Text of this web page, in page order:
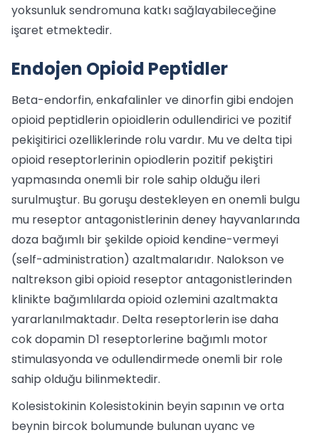
yoksunluk sendromuna katkı sağlayabileceğine
işaret etmektedir.
Endojen Opioid Peptidler
Beta-endorfin, enkafalinler ve dinorfin gibi endojen
opioid peptidlerin opioidlerin odullendirici ve pozitif
pekişitirici ozelliklerinde rolu vardır. Mu ve delta tipi
opioid reseptorlerinin opiodlerin pozitif pekiştiri
yapmasında onemli bir role sahip olduğu ileri
surulmuştur. Bu goruşu destekleyen en onemli bulgu
mu reseptor antagonistlerinin deney hayvanlarında
doza bağımlı bir şekilde opioid kendine-vermeyi
(self-administration) azaltmalarıdır. Nalokson ve
naltrekson gibi opioid reseptor antagonistlerinden
klinikte bağımlılarda opioid ozlemini azaltmakta
yararlanılmaktadır. Delta reseptorlerin ise daha
cok dopamin D1 reseptorlerine bağımlı motor
stimulasyonda ve odullendirmede onemli bir role
sahip olduğu bilinmektedir.
Kolesistokinin Kolesistokinin beyin sapının ve orta
beynin bircok bolumunde bulunan uyanc ve